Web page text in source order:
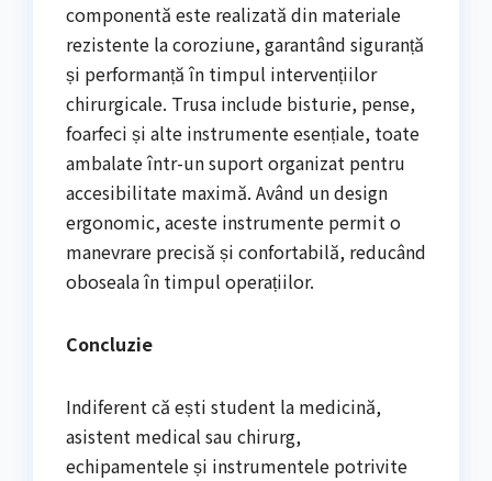
componentă este realizată din materiale
rezistente la coroziune, garantând siguranță
și performanță în timpul intervențiilor
chirurgicale. Trusa include bisturie, pense,
foarfeci și alte instrumente esențiale, toate
ambalate într-un suport organizat pentru
accesibilitate maximă. Având un design
ergonomic, aceste instrumente permit o
manevrare precisă și confortabilă, reducând
oboseala în timpul operațiilor.
Concluzie
Indiferent că ești student la medicină,
asistent medical sau chirurg,
echipamentele și instrumentele potrivite